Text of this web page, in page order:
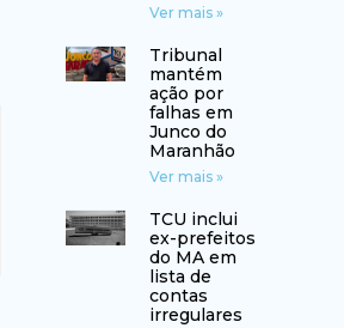
Ver mais »
Tribunal
mantém
ação por
falhas em
Junco do
Maranhão
Ver mais »
TCU inclui
ex-prefeitos
do MA em
lista de
contas
irregulares